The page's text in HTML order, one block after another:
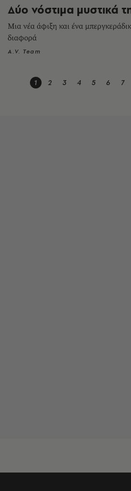
Δύο νόστιμα μυστικά
Μια νέα άφιξη και ένα
διαφορά
A.V. Team
1 2 3 4 5 6 7